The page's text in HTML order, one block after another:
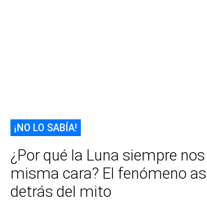
¡NO LO SABÍA!
¿Por qué la Luna siempre
misma cara? El fenómeno
detrás del mito